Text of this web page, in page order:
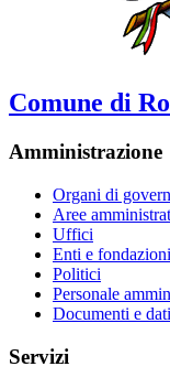
Comune di
Amministrazione
Organi di
Aree
Uffici
Enti e fondazioni
Politici
Personale
Documenti e dati
Servizi